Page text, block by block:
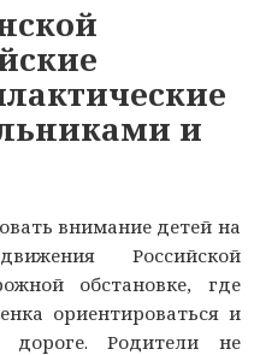
и
внимание детей на
Российской
обстановке, где
ориентироваться и
дороге. Родители не